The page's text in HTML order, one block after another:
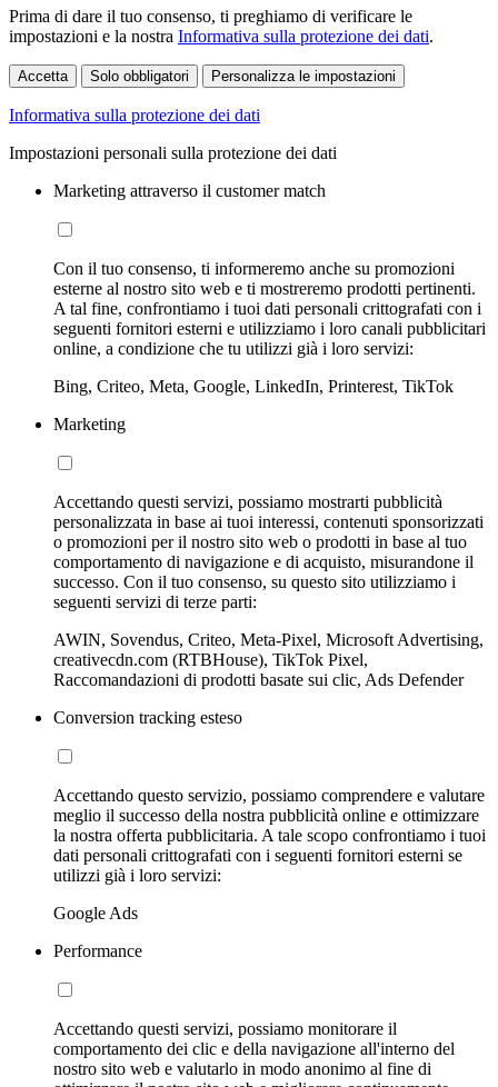
Prima di dare il tuo consenso, ti preghiamo di verificare le
impostazioni e la nostra Informativa sulla protezione dei dati.
Accetta Solo obbligatori Personalizza le impostazioni
Informativa sulla protezione dei dati
Impostazioni personali sulla protezione dei dati
Marketing attraverso il customer match
Con il tuo consenso, ti informeremo anche su promozioni
esterne al nostro sito web e ti mostreremo prodotti pertinenti.
A tal fine, confrontiamo i tuoi dati personali crittografati con i
seguenti fornitori esterni e utilizziamo i loro canali pubblicitari
online, a condizione che tu utilizzi già i loro servizi:
Bing, Criteo, Meta, Google, LinkedIn, Printerest, TikTok
Marketing
Accettando questi servizi, possiamo mostrarti pubblicità
personalizzata in base ai tuoi interessi, contenuti sponsorizzati
o promozioni per il nostro sito web o prodotti in base al tuo
comportamento di navigazione e di acquisto, misurandone il
successo. Con il tuo consenso, su questo sito utilizziamo i
seguenti servizi di terze parti:
AWIN, Sovendus, Criteo, Meta-Pixel, Microsoft Advertising,
creativecdn.com (RTBHouse), TikTok Pixel,
Raccomandazioni di prodotti basate sui clic, Ads Defender
Conversion tracking esteso
Accettando questo servizio, possiamo comprendere e valutare
meglio il successo della nostra pubblicità online e ottimizzare
la nostra offerta pubblicitaria. A tale scopo confrontiamo i tuoi
dati personali crittografati con i seguenti fornitori esterni se
utilizzi già i loro servizi:
Google Ads
Performance
Accettando questi servizi, possiamo monitorare il
comportamento dei clic e della navigazione all'interno del
nostro sito web e valutarlo in modo anonimo al fine di